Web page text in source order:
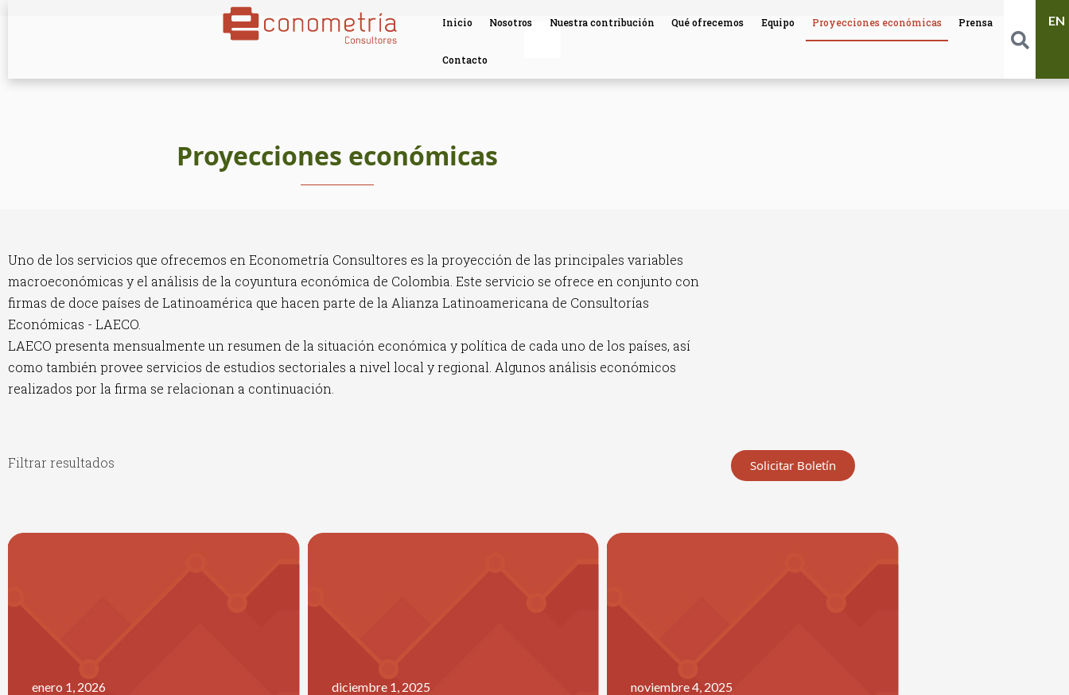
Inicio Nosotros Nuestra contribución Qué ofrecemos Equipo Proyecciones económicas Prensa
Contacto
EN
Proyecciones económicas
Uno de los servicios que ofrecemos en Econometría Consultores es la proyección de las principales variables
macroeconómicas y el análisis de la coyuntura económica de Colombia. Este servicio se ofrece en conjunto con
firmas de doce países de Latinoamérica que hacen parte de la Alianza Latinoamericana de Consultorías
Económicas - LAECO.
LAECO presenta mensualmente un resumen de la situación económica y política de cada uno de los países, así
como también provee servicios de estudios sectoriales a nivel local y regional. Algunos análisis económicos
realizados por la firma se relacionan a continuación.
Filtrar resultados Solicitar Boletín
enero 1, 2026 diciembre 1, 2025 noviembre 4, 2025